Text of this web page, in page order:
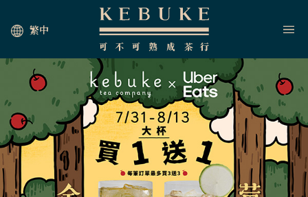
繁中
HOME JOIN US